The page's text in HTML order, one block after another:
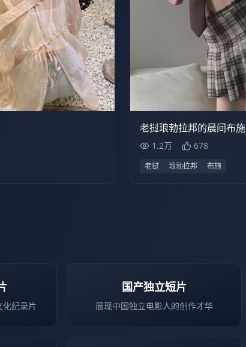
30:34
老挝琅勃拉邦的晨间布施
1.2万 678
老挝 琅勃拉邦 布施
化纪录片
国产独立短片
展现中国独立电影人的创作才华